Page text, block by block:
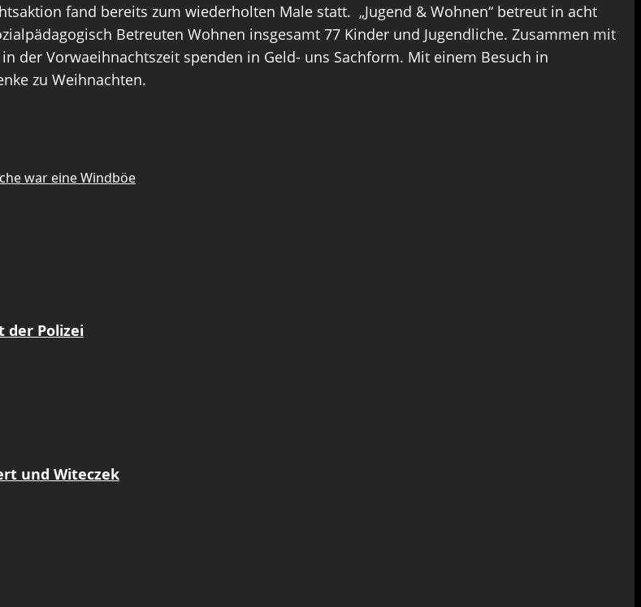
fand bereits zum wiederholten Male statt. „Jugend & Wohnen“ betreut in acht
Betreuten Wohnen insgesamt 77 Kinder und Jugendliche. Zusammen mit
der Vorwaeihnachtszeit spenden in Geld- uns Sachform. Mit einem Besuch in
zu Weihnachten.
war eine Windböe
Polizei
und Witeczek